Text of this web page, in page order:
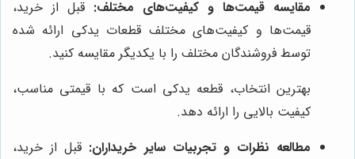
مقایسه قیمت‌ها و کیفیت‌های مختلف: قبل از خرید،
قیمت‌ها و کیفیت‌های مختلف قطعات یدکی ارائه شده
توسط فروشندگان مختلف را با یکدیگر مقایسه کنید.
بهترین انتخاب، قطعه یدکی است که با قیمتی مناسب،
کیفیت بالایی را ارائه دهد.
مطالعه نظرات و تجربیات سایر خریداران: قبل از خرید،